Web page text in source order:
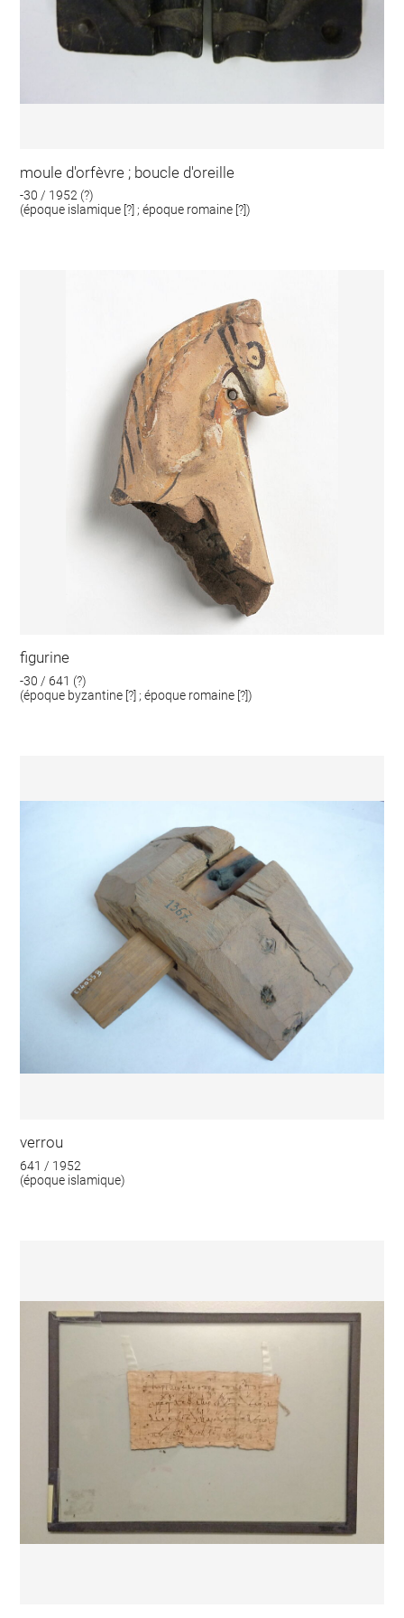
moule d'orfèvre ; boucle d'oreille
-30 / 1952 (?)
(époque islamique [?] ; époque romaine [?])
figurine
-30 / 641 (?)
(époque byzantine [?] ; époque romaine [?])
verrou
641 / 1952
(époque islamique)